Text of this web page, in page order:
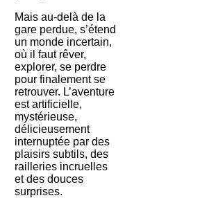
Mais au-delà de la
gare perdue, s’étend
un monde incertain,
où il faut rêver,
explorer, se perdre
pour finalement se
retrouver. L’aventure
est artificielle,
mystérieuse,
délicieusement
internuptée par des
plaisirs subtils, des
railleries incruelles
et des douces
surprises.